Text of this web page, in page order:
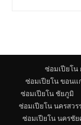
ซ่อมเปียโน
ซ่อมเปียโน ขอนแ
ซ่อมเปียโน ชัยภูมิ
ซ่อมเปียโน นครสวร
ซ่อมเปียโน นครชัย